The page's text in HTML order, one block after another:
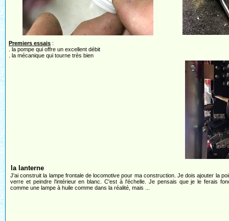
Premiers essais :
. la pompe qui offre un excellent débit
. la mécanique qui tourne très bien
la lanterne
J'ai construit la lampe frontale de locomotive pour ma construction. Je dois ajouter la
verre et peindre l'intérieur en blanc. C'est à l'échelle. Je pensais que je le ferais
comme une lampe à huile comme dans la réalité, mais ...